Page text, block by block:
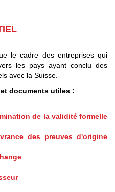
le cadre des entreprises qui
les pays ayant conclu des
avec la Suisse.
documents utiles :
de la validité formelle
des preuves d'origine